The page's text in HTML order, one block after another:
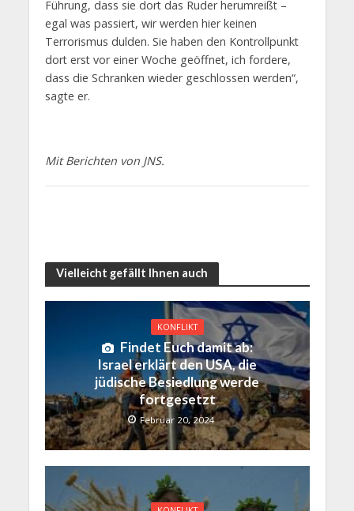
Führung, dass sie dort das Ruder herumreißt –
egal was passiert, wir werden hier keinen
Terrorismus dulden. Sie haben den Kontrollpunkt
dort erst vor einer Woche geöffnet, ich fordere,
dass die Schranken wieder geschlossen werden“,
sagte er.
Mit Berichten von JNS.
Vielleicht gefällt Ihnen auch
KONFLIKT
Findet Euch damit ab:
Israel erklärt den USA, die
jüdische Besiedlung werde
fortgesetzt
Februar 20, 2024